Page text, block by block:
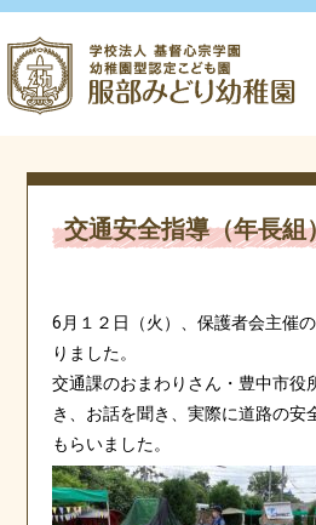
交通安全指導（年長組
6月１２日（火）、保護者会主催
りました。
交通課のおまわりさん・豊中市役
き、お話を聞き、実際に道路の安
もらいました。